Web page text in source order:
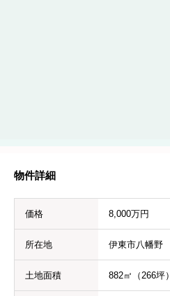
物件詳細
価格 8,000万円
所在地 伊東市八幡野
土地面積 882㎡（266坪）